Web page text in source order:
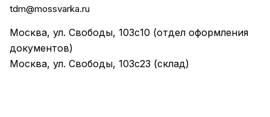
tdm@mossvarka.ru
Москва, ул. Свободы, 103с10 (отдел оформления
документов)
Москва, ул. Свободы, 103с23 (склад)